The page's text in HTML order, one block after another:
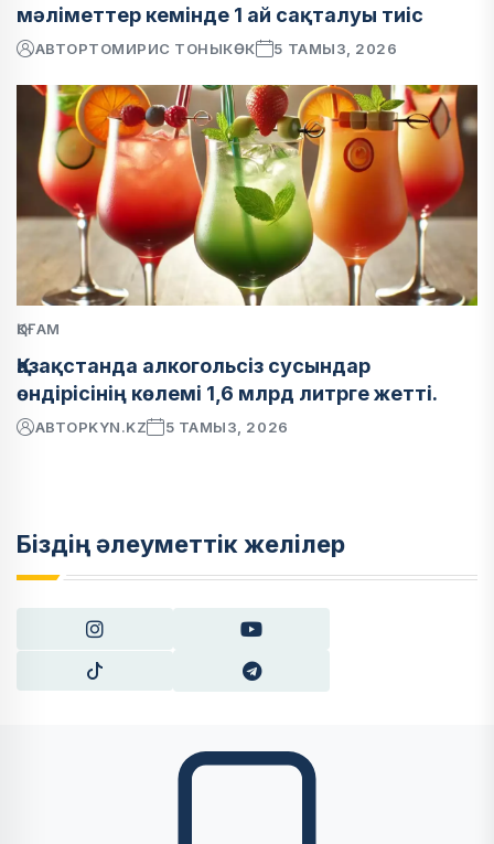
мәліметтер кемінде 1 ай сақталуы тиіс
АВТОРТОМИРИС ТОНЫКӨК 5 ТАМЫЗ, 2026
ҚОҒАМ
Қазақстанда алкогольсіз сусындар
өндірісінің көлемі 1,6 млрд литрге жетті.
АВТОРKYN.KZ 5 ТАМЫЗ, 2026
Біздің әлеуметтік желілер